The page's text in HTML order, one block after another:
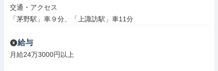
交通・アクセス
「茅野駅」車９分、「上諏訪駅」車11分
給与
月給24万3000円以上